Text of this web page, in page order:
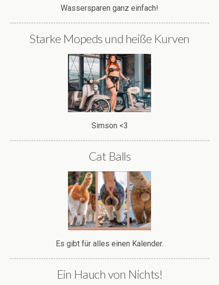
Wassersparen ganz einfach!
Starke Mopeds und heiße Kurven
Simson <3
Cat Balls
Es gibt für alles einen Kalender.
Ein Hauch von Nichts!